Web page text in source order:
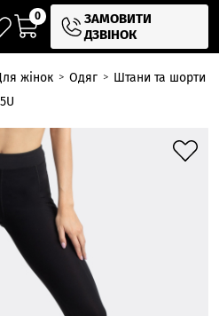
0
ЗАМОВИТИ
ДЗВІНОК
жінок Одяг
Штани та шорти